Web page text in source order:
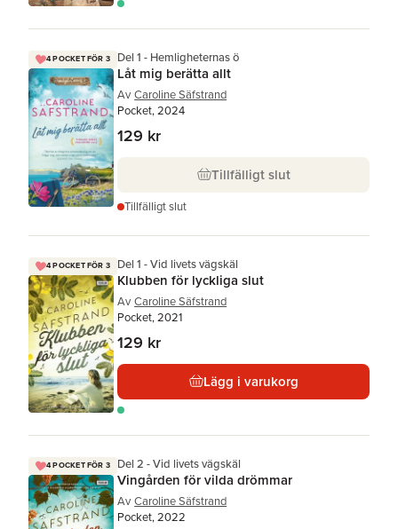
4 POCKET FÖR 3 Del 1 - Hemligheternas ö
Låt mig berätta allt
Av Caroline Säfstrand
Pocket, 2024
129 kr
Tillfälligt slut
Tillfälligt slut
4 POCKET FÖR 3 Del 1 - Vid livets vägskäl
Klubben för lyckliga slut
Av Caroline Säfstrand
Pocket, 2021
129 kr
Lägg i varukorg
4 POCKET FÖR 3 Del 2 - Vid livets vägskäl
Vingården för vilda drömmar
Av Caroline Säfstrand
Pocket, 2022